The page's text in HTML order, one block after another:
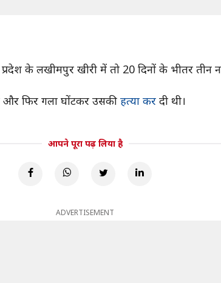
के लखीमपुर खीरी में तो 20 दिनों के भीतर तीन
फिर गला घोंटकर उसकी हत्या कर दी थी।
आपने पूरा पढ़ लिया है
ADVERTISEMENT